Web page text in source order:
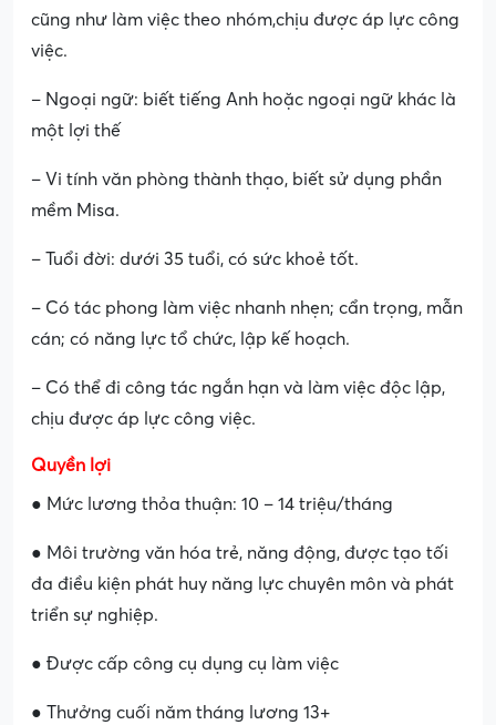
cũng như làm việc theo nhóm,chịu được áp lực công
việc.
– Ngoại ngữ: biết tiếng Anh hoặc ngoại ngữ khác là
một lợi thế
– Vi tính văn phòng thành thạo, biết sử dụng phần
mềm Misa.
– Tuổi đời: dưới 35 tuổi, có sức khoẻ tốt.
– Có tác phong làm việc nhanh nhẹn; cẩn trọng, mẫn
cán; có năng lực tổ chức, lập kế hoạch.
– Có thể đi công tác ngắn hạn và làm việc độc lập,
chịu được áp lực công việc.
Quyền lợi
● Mức lương thỏa thuận: 10 – 14 triệu/tháng
● Môi trường văn hóa trẻ, năng động, được tạo tối
đa điều kiện phát huy năng lực chuyên môn và phát
triển sự nghiệp.
● Được cấp công cụ dụng cụ làm việc
● Thưởng cuối năm tháng lương 13+